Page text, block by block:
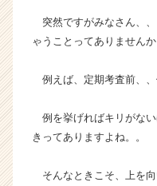
企
業
ら
カ
ト
届
突然ですがみなさん、
ゃうことってありませんか
例えば、定期考査前、、
例を挙げればキリがな
きってありますよね。。
そんなときこそ、上を向